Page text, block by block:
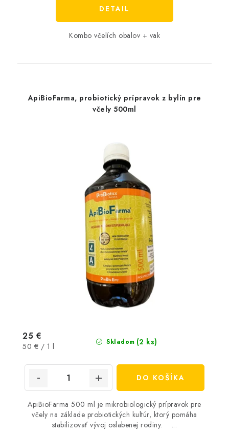
DETAIL
Kombo včelích obalov + vak
ApiBioFarma, probiotický prípravok z bylín pre
včely 500ml
Skladom (2 ks)
25 €
Jednotková
50 € / 1 l
DO KOŠÍKA
ApiBioFarma 500 ml je mikrobiologický prípravok pre
včely na základe probiotických kultúr, ktorý pomáha
stabilizovať vývoj oslabenej rodiny. ...